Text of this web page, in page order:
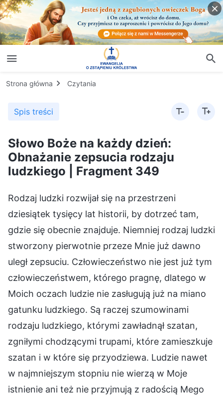
Strona główna Czytania
Spis treści
Słowo Boże na każdy dzień:
Obnażanie zepsucia rodzaju
ludzkiego | Fragment 349
Rodzaj ludzki rozwijał się na przestrzeni
dziesiątek tysięcy lat historii, by dotrzeć tam,
gdzie się obecnie znajduje. Niemniej rodzaj ludzki
stworzony pierwotnie przeze Mnie już dawno
uległ zepsuciu. Człowieczeństwo nie jest już tym
człowieczeństwem, którego pragnę, dlatego w
Moich oczach ludzie nie zasługują już na miano
gatunku ludzkiego. Są raczej szumowinami
rodzaju ludzkiego, którymi zawładnął szatan,
zgniłymi chodzącymi trupami, które zamieszkuje
szatan i w które się przyodziewa. Ludzie nawet
w najmniejszym stopniu nie wierzą w Moje
istnienie ani też nie przyjmują z radością Mego